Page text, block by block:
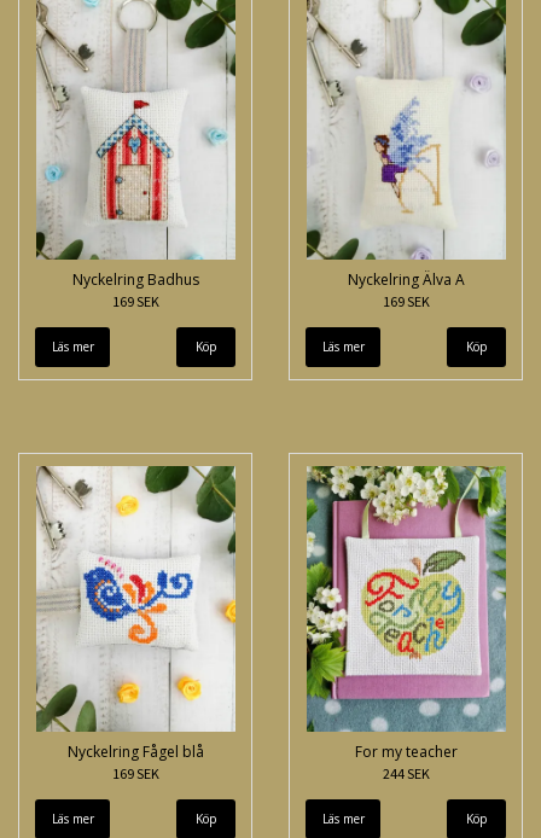
Nyckelring Badhus
169 SEK
Läs mer
Nyckelring Älva A
169 SEK
Läs mer
Nyckelring Fågel blå
169 SEK
Läs mer
For my teacher
244 SEK
Läs mer